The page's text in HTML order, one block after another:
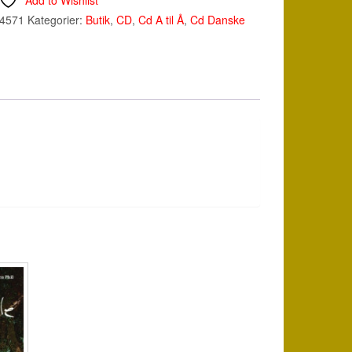
Kategorier: Butik, CD, Cd A til Å, Cd Danske